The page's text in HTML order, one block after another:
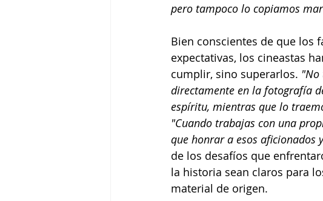
pero tampoco lo copiamos
Bien conscientes de que los
expectativas, los cineastas
cumplir, sino superarlos. "No
directamente en la fotografía
espíritu, mientras que lo
"Cuando trabajas con una
que honrar a esos aficionados
de los desafíos que
la historia sean claros para
material de origen.